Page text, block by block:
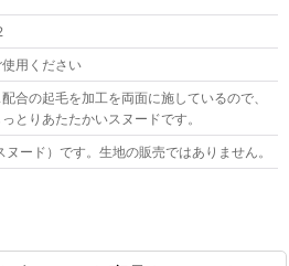
用ください
合の起毛を加工を両面に施しているので、
とりあたたかいスヌードです。
ヌード）です。生地の販売ではありません。